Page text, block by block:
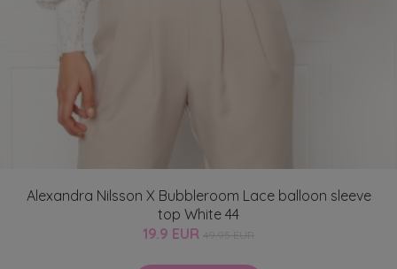
Alexandra Nilsson X Bubbleroom Lace balloon sleeve
top White 44
19.9 EUR